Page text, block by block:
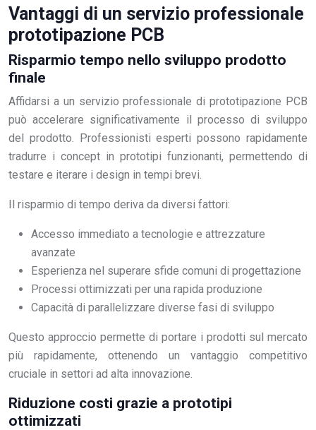
Vantaggi di un servizio professionale
prototipazione PCB
Risparmio tempo nello sviluppo prodotto
finale
Affidarsi a un servizio professionale di prototipazione PCB
può accelerare significativamente il processo di sviluppo
del prodotto. Professionisti esperti possono rapidamente
tradurre i concept in prototipi funzionanti, permettendo di
testare e iterare i design in tempi brevi.
Il risparmio di tempo deriva da diversi fattori:
Accesso immediato a tecnologie e attrezzature
avanzate
Esperienza nel superare sfide comuni di progettazione
Processi ottimizzati per una rapida produzione
Capacità di parallelizzare diverse fasi di sviluppo
Questo approccio permette di portare i prodotti sul mercato
più rapidamente, ottenendo un vantaggio competitivo
cruciale in settori ad alta innovazione.
Riduzione costi grazie a prototipi
ottimizzati